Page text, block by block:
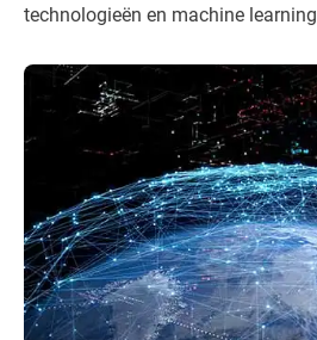
technologieën en machine learning